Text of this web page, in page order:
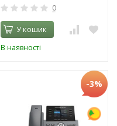
0
У кошик
В наявності
-3%